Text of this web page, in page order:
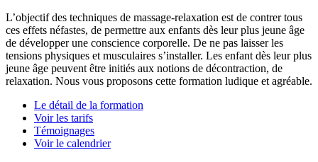
L’objectif des techniques de massage-relaxation est de contrer tous
ces effets néfastes, de permettre aux enfants dès leur plus jeune âge
de développer une conscience corporelle. De ne pas laisser les
tensions physiques et musculaires s’installer. Les enfant dès leur plus
jeune âge peuvent être initiés aux notions de décontraction, de
relaxation. Nous vous proposons cette formation ludique et agréable.
Le détail de la formation
Voir les tarifs
Témoignages
Voir le calendrier